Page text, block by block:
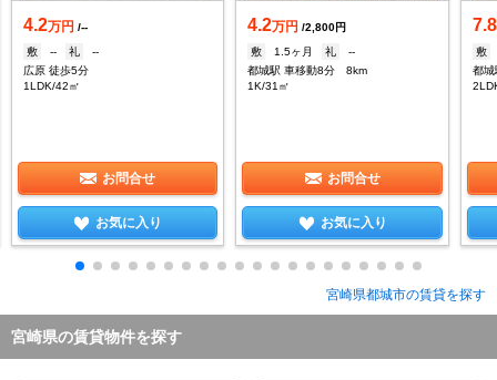
4.2万円 /--
敷
-- 礼
--
広原 徒歩5分
1LDK/42㎡
お問合せ
お気に入り
4.2万円 /2,800円
敷
1.5ヶ月 礼
--
都城駅 車移動8分 8km
1K/31㎡
お問合せ
お気に入り
7.8
敷
都
宮崎県都城市の賃貸を探す
宮崎県の賃貸物件を探す